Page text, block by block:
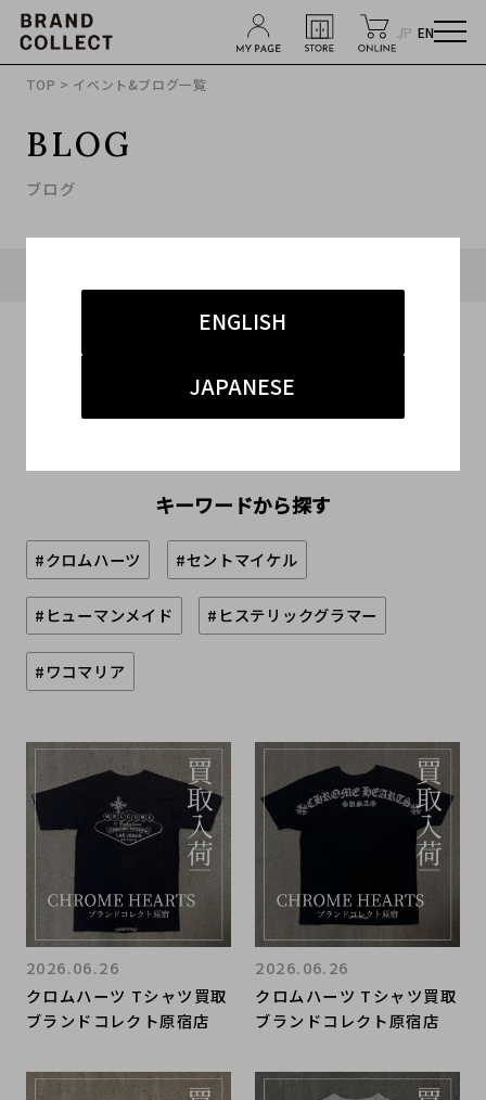
JP EN
ENGLISH
JAPANESE
TOP > イベント&ブログ一覧
BLOG
ブログ
キーワードから探す
#クロムハーツ #セントマイケル
#ヒューマンメイド #ヒステリックグラマー
#ワコマリア
クロムハーツ Tシャツ買取
ブランドコレクト原宿店
2026.06.26
クロムハーツ Tシャツ買取
ブランドコレクト原宿店
2026.06.26